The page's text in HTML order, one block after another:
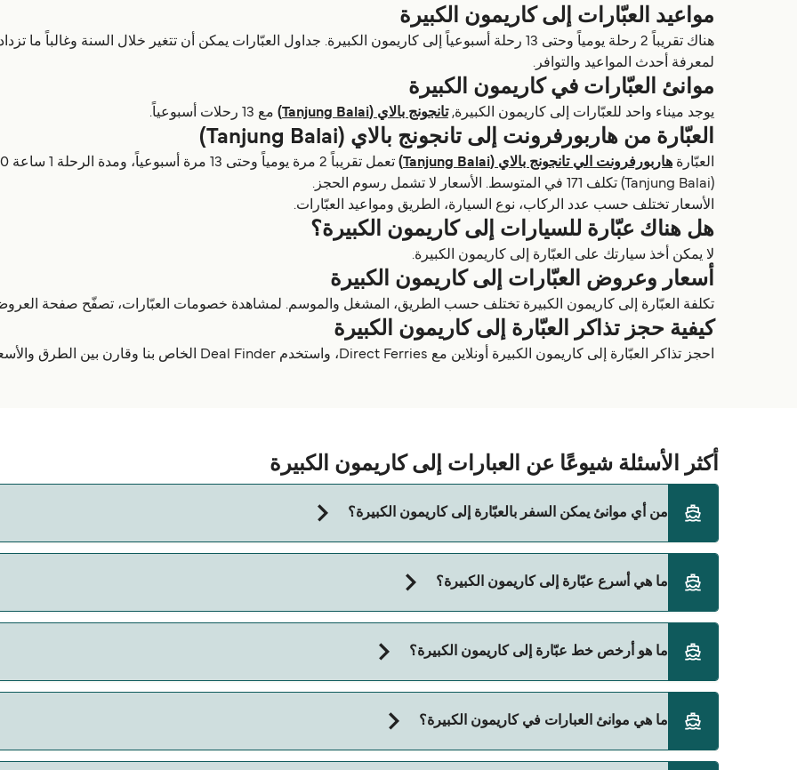
مواعيد العبّارات إلى كاريمون الكبيرة
لمعرفة أحدث المواعيد والتوافر.
موانئ العبّارات في كاريمون الكبيرة
يوجد ميناء واحد للعبّارات إلى كاريمون الكبيرة,تانجونج بالاي (Tanjung Balai) مع 13 رحلات أسبوعياً.
العبّارة من هاربورفرونت إلى تانجونج بالاي (Tanjung Balai)
العبّارة هاربورفرونت الي تانجونج بالاي (Tanjung Balai)
(Tanjung Balai) تكلف 171 في المتوسط. الأسعار لا تشمل رسوم الحجز.
الأسعار تختلف حسب عدد الركاب، نوع السيارة، الطريق ومواعيد العبّارات.
هل هناك عبّارة للسيارات إلى كاريمون الكبيرة؟
لا يمكن أخذ سيارتك على العبّارة إلى كاريمون الكبيرة.
أسعار وعروض العبّارات إلى كاريمون الكبيرة
تكلفة العبّارة إلى كاريمون الكبيرة تختلف حسب الطريق، المشغل والموسم. لمشاهدة خصومات العبّارات، تصفّح صفحة
كيفية حجز تذاكر العبّارة إلى كاريمون الكبيرة
احجز تذاكر العبّارة إلى كاريمون الكبيرة أونلاين مع Direct Ferries، واستخدم Deal Finder الخاص بنا وقارن بين الطرق والأسعار والمشغلين للحصول على أفضل العروض.
أكثر الأسئلة شيوعًا عن العبارات إلى كاريمون الكبيرة
من أي موانئ يمكن السفر بالعبّارة إلى كاريمون الكبيرة؟
الفيري المتجهة إلى كاريمون الكبيرة تنطلق من:
ما هي أسرع عبّارة إلى كاريمون الكبيرة؟
أسرع رحلة بالعبّارة إلى كاريمون الكبيرة هي عبر خط هاربورفرونت الي تانجونج بالاي (Tanjung Balai)، وتستغرق تقريبًا 1 ساعة 30 دقائق.
ما هو أرخص خط عبّارة إلى كاريمون الكبيرة؟
ما هي موانئ العبارات في كاريمون الكبيرة؟